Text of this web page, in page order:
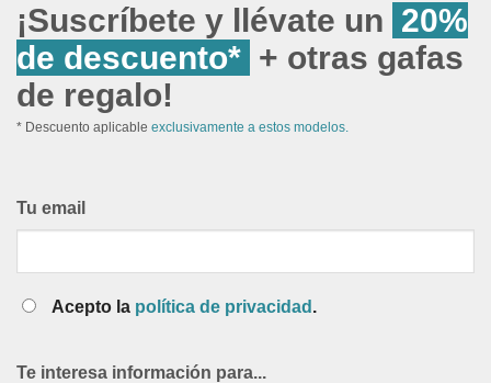
¡Suscríbete y llévate un 20%
de descuento* + otras gafas
de regalo!
* Descuento aplicable exclusivamente a estos modelos.
Tu email
Acepto la política de privacidad .
Te interesa información para...